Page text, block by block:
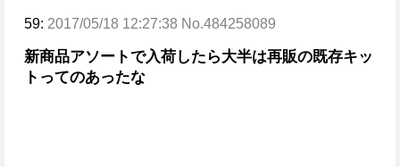
59: 2017/05/18 12:27:38 No.484258089
新商品アソートで入荷したら大半は再販の既存キッ
トってのあったな